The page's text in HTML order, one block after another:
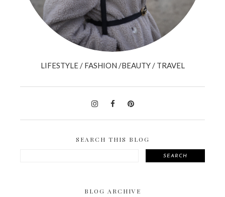
LIFESTYLE / FASHION /BEAUTY / TRAVEL
SEARCH THIS BLOG
SEARCH
BLOG ARCHIVE